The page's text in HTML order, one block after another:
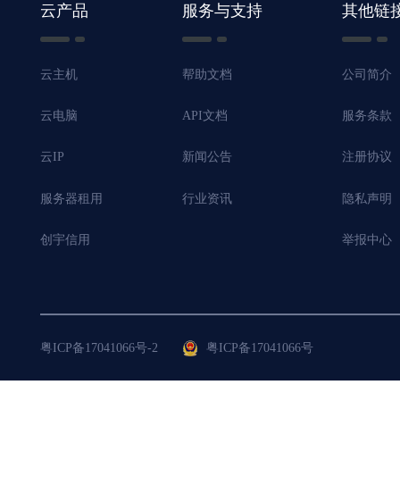
云产品
云主机
云电脑
云IP
服务器租用
创宇信用
服务与支持
帮助文档
API文档
新闻公告
行业资讯
其他链
公司简介
服务条款
注册协议
隐私声明
举报中心
粤ICP备17041066号-2 粤ICP备17041066号